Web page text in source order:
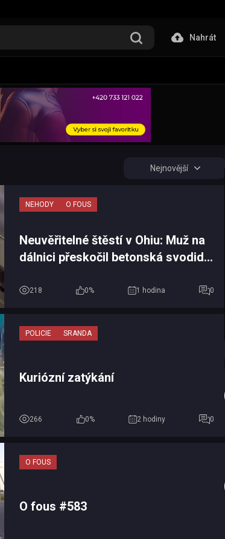
Nahrát
Nejnovější
NEHODY O FOUS
Neuvěřitelné štěstí v Ohiu: Muž na
dálnici přeskočil betonská svodidla
218 0% 1 hodina 0
POLICIE SRANDA
Kuriózní zatýkání
266 0% 2 hodiny 0
O FOUS
O fous #583